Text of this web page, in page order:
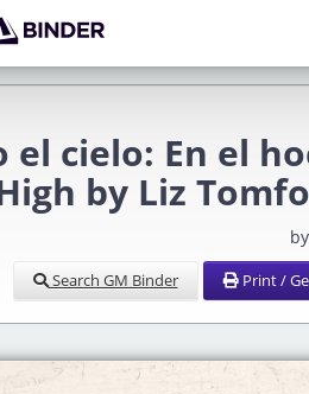
el cielo: En el
by Liz
Search GM Binder Print /